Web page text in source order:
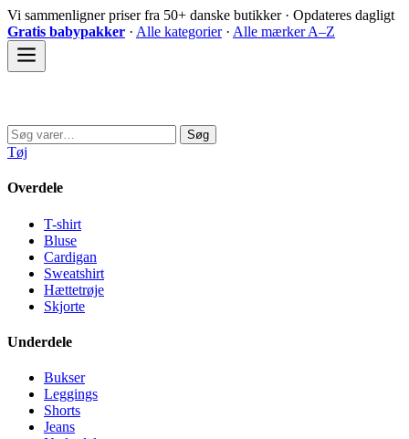
Spring
til
indhold
Vi sammenligner priser fra 50+ danske butikker · Opdateres dagligt
Gratis babypakker · Alle kategorier· Alle mærker A–Z
Søg
efter:
Søg
Tøj
Overdele
T-shirt
Bluse
Cardigan
Sweatshirt
Hættetrøje
Skjorte
Underdele
Bukser
Leggings
Shorts
Jeans